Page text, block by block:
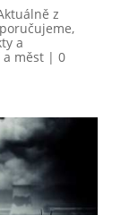
z
,
a
a měst| 0